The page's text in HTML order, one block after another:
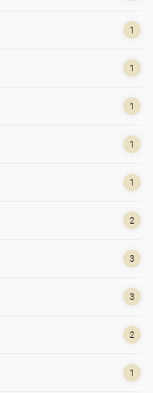
1
1
1
1
1
2
3
3
2
1